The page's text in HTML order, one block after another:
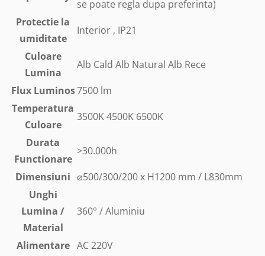
se poate regla dupa preferinta)
Protectie la
umiditate
Interior , IP21
Culoare
Lumina
Alb Cald Alb Natural Alb Rece
Flux Luminos7500 lm
Temperatura
Culoare
3500K 4500K 6500K
Durata
Functionare
>30.000h
Dimensiuni ⌀500/300/200 x H1200 mm / L830mm
Unghi
Lumina /
Material
360° / Aluminiu
Alimentare AC 220V